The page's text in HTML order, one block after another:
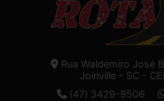
Rua Waldemiro José
Joinville - SC -
(47) 3429-9506